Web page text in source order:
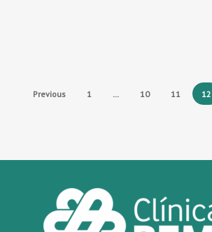
Previous 1 … 10 11 12